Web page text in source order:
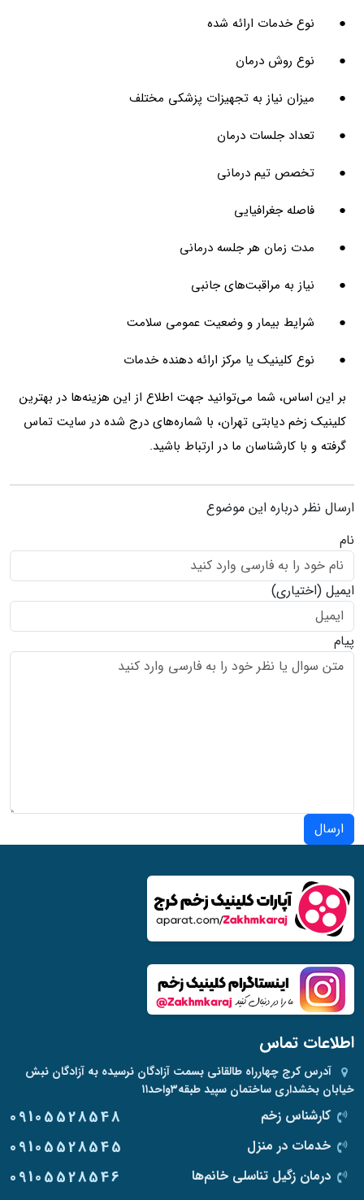
● نوع خدمات ارائه شده
● نوع روش درمان
● میزان نیاز به تجهیزات پزشکی مختلف
● تعداد جلسات درمان
● تخصص تیم درمانی
● فاصله جغرافیایی
● مدت زمان هر جلسه درمانی
● نیاز به مراقبت‌های جانبی
● شرایط بیمار و وضعیت عمومی سلامت
● نوع کلینیک یا مرکز ارائه دهنده خدمات
بر این اساس، شما می‌توانید جهت اطلاع از این هزینه‌ها در بهترین
کلینیک زخم دیابتی تهران، با شماره‌های درج شده در سایت تماس
گرفته و با کارشناسان ما در ارتباط باشید.
ارسال نظر درباره این موضوع
نام
ایمیل (اختیاری)
پیام
ارسال
اطلاعات تماس
آدرس کرج چهارراه طالقانی بسمت آزادگان نرسیده به آزادگان نبش
خیابان بخشداری ساختمان سپید طبقه۳واحد۱۱
کارشناس زخم 09105528548
خدمات در منزل 09105528545
درمان زگیل تناسلی خانم‌ها 09105528546